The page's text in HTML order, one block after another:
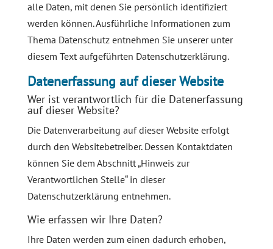
alle Daten, mit denen Sie persönlich identifiziert
werden können. Ausführliche Informationen zum
Thema Datenschutz entnehmen Sie unserer unter
diesem Text aufgeführten Datenschutzerklärung.
Datenerfassung auf dieser Website
Wer ist verantwortlich für die Datenerfassung
auf dieser Website?
Die Datenverarbeitung auf dieser Website erfolgt
durch den Websitebetreiber. Dessen Kontaktdaten
können Sie dem Abschnitt „Hinweis zur
Verantwortlichen Stelle“ in dieser
Datenschutzerklärung entnehmen.
Wie erfassen wir Ihre Daten?
Ihre Daten werden zum einen dadurch erhoben,